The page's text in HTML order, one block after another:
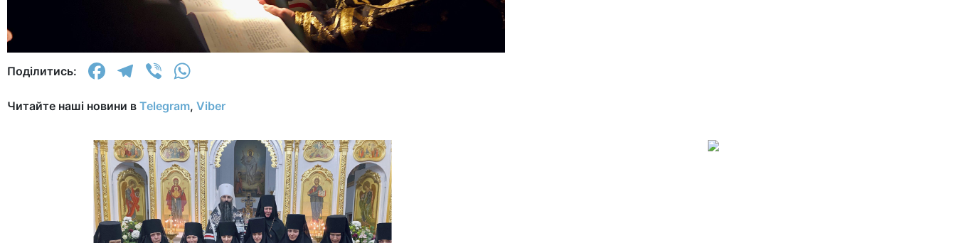
Поділитись: Facebook
Telegram
Viber
Читайте наші новини в Telegram, Viber